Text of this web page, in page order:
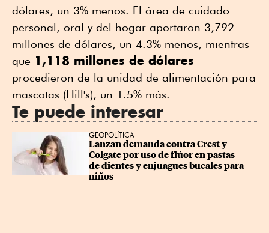
dólares, un 3% menos. El área de cuidado
personal, oral y del hogar aportaron 3,792
millones de dólares, un 4.3% menos, mientras
que 1,118 millones de dólares
procedieron de la unidad de alimentación para
mascotas (Hill's), un 1.5% más.
Te puede interesar
GEOPOLÍTICA
Lanzan demanda contra Crest y
Colgate por uso de flúor en pastas
de dientes y enjuagues bucales para
niños